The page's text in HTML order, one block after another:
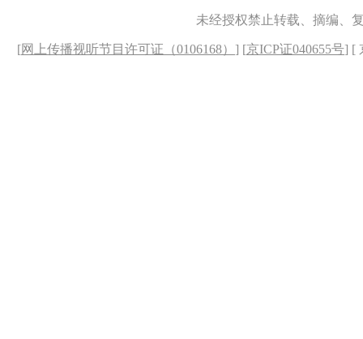
未经授权禁止转载、摘编、
[网上传播视听节目许可证（0106168） ] [京ICP证040655号] [